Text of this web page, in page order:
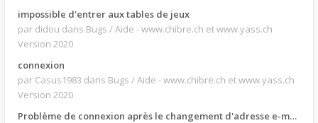
impossible d'entrer aux tables de jeux
par didou dans Bugs / Aide - www.chibre.ch et www.yass.ch
Version 2020
connexion
par Casus1983 dans Bugs / Aide - www.chibre.ch et www.yass.ch
Version 2020
Problème de connexion après le changement d'adresse e-mail.